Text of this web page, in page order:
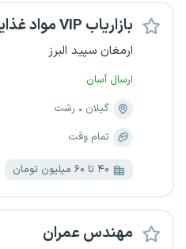
بازاریاب VIP مواد غذایی
ارمغان سپید البرز
ارسال آسان
گیلان
رشت
تمام وقت
۴۰ تا ۶۰ میلیون تومان
مهندس عمران